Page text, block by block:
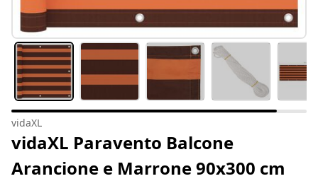
vidaXL
vidaXL Paravento Balcone
Arancione e Marrone 90x300 cm